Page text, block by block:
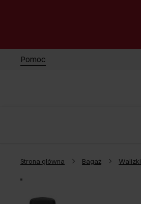
Pomoc
Strona główna Bagaż Walizki